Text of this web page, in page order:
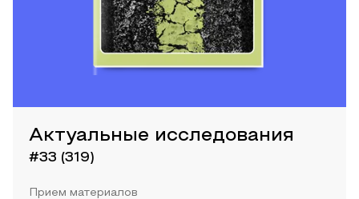
Актуальные исследования
#33 (319)
Прием материалов